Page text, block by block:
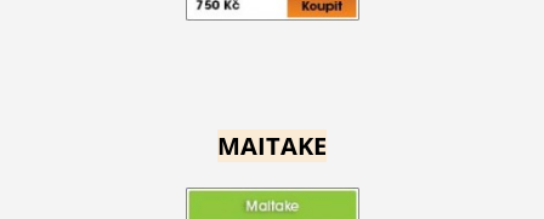
MAITAKE